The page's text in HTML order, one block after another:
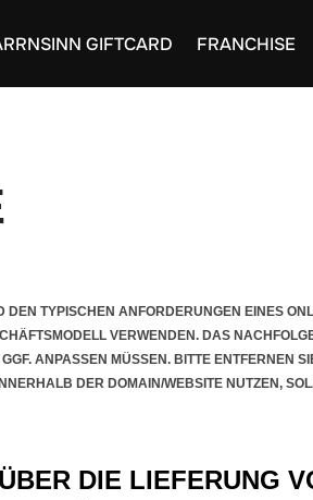
GIFTCARD FRANCHISE
DEN TYPISCHEN ANFORDERUNGEN EINES
VERWENDEN. DAS
ANPASSEN MÜSSEN. BITTE ENTFERNEN
DER DOMAIN/WEBSITE NUTZEN,
DIE LIEFERUNG